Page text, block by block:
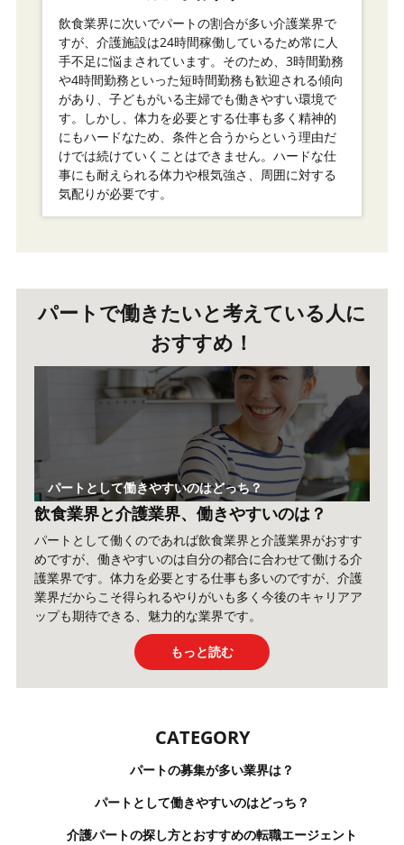
飲食業界に次いでパートの割合が多い介護業界で
すが、介護施設は24時間稼働しているため常に人
手不足に悩まされています。そのため、3時間勤務
や4時間勤務といった短時間勤務も歓迎される傾向
があり、子どもがいる主婦でも働きやすい環境で
す。しかし、体力を必要とする仕事も多く精神的
にもハードなため、条件と合うからという理由だ
けでは続けていくことはできません。ハードな仕
事にも耐えられる体力や根気強さ、周囲に対する
気配りが必要です。
パートで働きたいと考えている人に
おすすめ！
パートとして働きやすいのはどっち？
飲食業界と介護業界、働きやすいのは？
パートとして働くのであれば飲食業界と介護業界がおすす
めですが、働きやすいのは自分の都合に合わせて働ける介
護業界です。体力を必要とする仕事も多いのですが、介護
業界だからこそ得られるやりがいも多く今後のキャリアア
ップも期待できる、魅力的な業界です。
もっと読む
CATEGORY
パートの募集が多い業界は？
パートとして働きやすいのはどっち？
介護パートの探し方とおすすめの転職エージェント